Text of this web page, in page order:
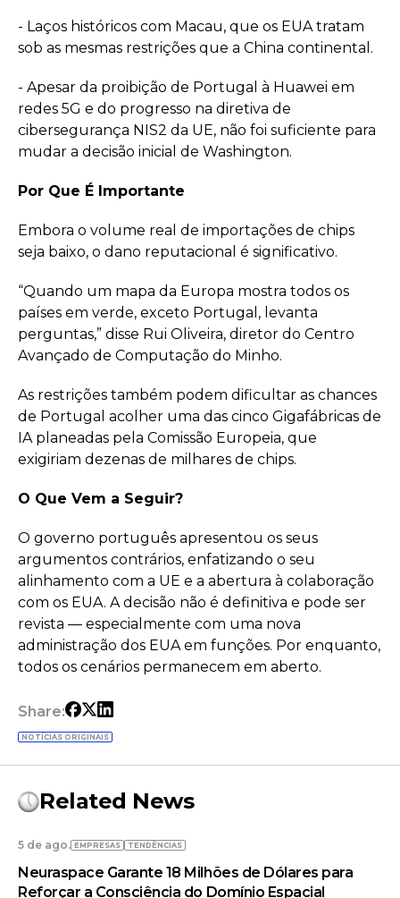
- Laços históricos com Macau, que os EUA tratam
sob as mesmas restrições que a China continental.
- Apesar da proibição de Portugal à Huawei em
redes 5G e do progresso na diretiva de
cibersegurança NIS2 da UE, não foi suficiente para
mudar a decisão inicial de Washington.
Por Que É Importante
Embora o volume real de importações de chips
seja baixo, o dano reputacional é significativo.
“Quando um mapa da Europa mostra todos os
países em verde, exceto Portugal, levanta
perguntas,” disse Rui Oliveira, diretor do Centro
Avançado de Computação do Minho.
As restrições também podem dificultar as chances
de Portugal acolher uma das cinco Gigafábricas de
IA planeadas pela Comissão Europeia, que
exigiriam dezenas de milhares de chips.
O Que Vem a Seguir?
O governo português apresentou os seus
argumentos contrários, enfatizando o seu
alinhamento com a UE e a abertura à colaboração
com os EUA. A decisão não é definitiva e pode ser
revista — especialmente com uma nova
administração dos EUA em funções. Por enquanto,
todos os cenários permanecem em aberto.
Share:
NOTÍCIAS ORIGINAIS
Related News
5 de ago. EMPRESAS TENDÊNCIAS
Neuraspace Garante 18 Milhões de Dólares para
Reforçar a Consciência do Domínio Espacial